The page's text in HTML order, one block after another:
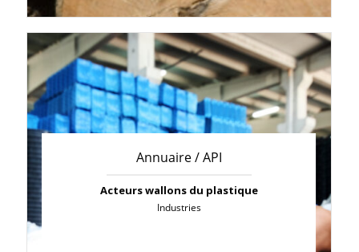
Annuaire / API
Acteurs wallons du plastique
Industries